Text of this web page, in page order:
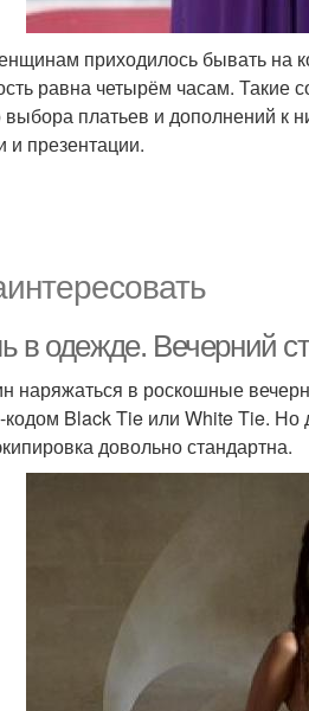
приходилось бывать на
равна четырём часам. Такие
выбора платьев и дополнений
и презентации.
в одежде. Вечерний
наряжаться в роскошные
Black Tie или White Tie. Но
довольно стандартна.